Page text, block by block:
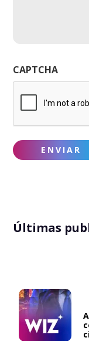
CAPTCHA
Últimas